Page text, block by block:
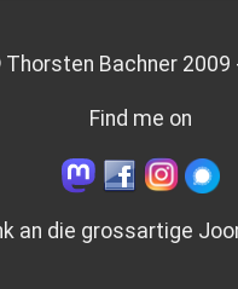
Bachner 2009
Find me on
an die grossartige